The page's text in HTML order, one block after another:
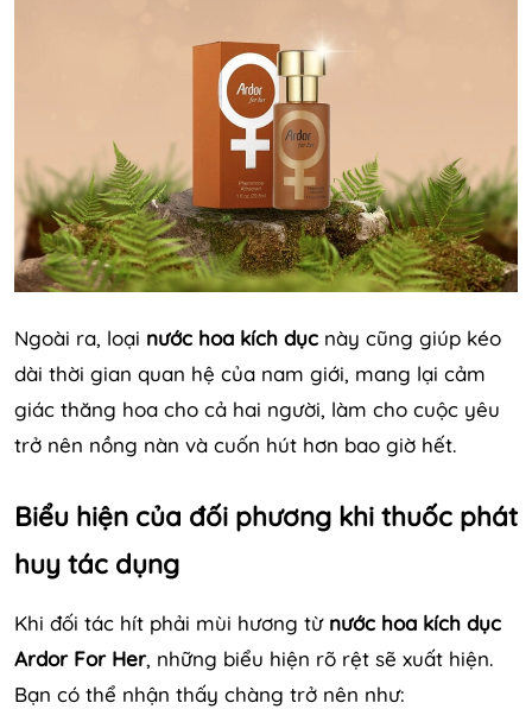
Ngoài ra, loại nước hoa kích dục này cũng giúp kéo
dài thời gian quan hệ của nam giới, mang lại cảm
giác thăng hoa cho cả hai người, làm cho cuộc yêu
trở nên nồng nàn và cuốn hút hơn bao giờ hết.
Biểu hiện của đối phương khi thuốc phát
huy tác dụng
Khi đối tác hít phải mùi hương từ nước hoa kích dục
Ardor For Her, những biểu hiện rõ rệt sẽ xuất hiện.
Bạn có thể nhận thấy chàng trở nên như: